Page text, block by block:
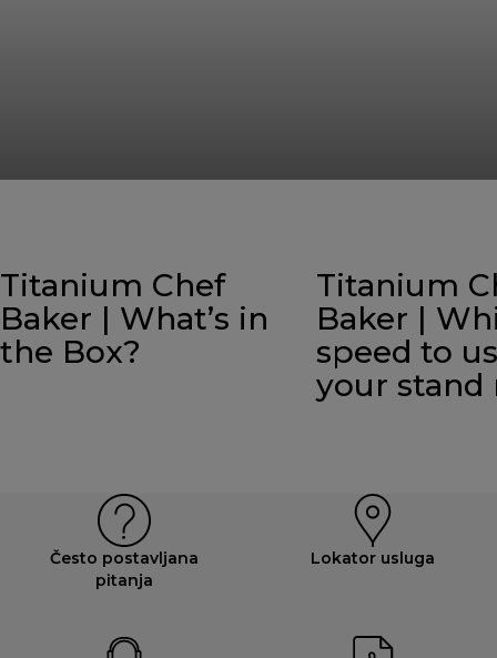
Titanium Chef
Baker | What’s in
the Box?
Titanium
Baker |
speed to
your stand
Često postavljana
pitanja
Lokator usluga